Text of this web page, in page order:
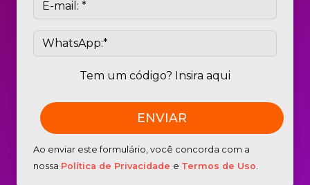
Tem um código? Insira aqui
Ao enviar este formulário, você concorda com a
nossa Política de Privacidade e Termos de Uso.